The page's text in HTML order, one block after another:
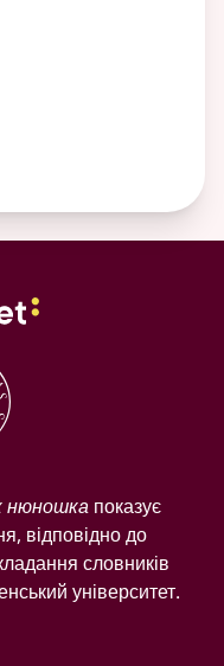
нюношкапоказує
відповідно до
словників
університет.